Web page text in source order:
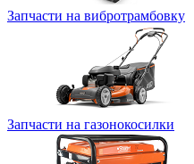
Запчасти на вибротрамбовку
Запчасти на газонокосилки